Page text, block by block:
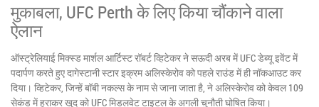
मुकाबला, UFC Perth के लिए किया चौंकाने वाला
ऐलान
ऑस्ट्रेलियाई मिक्स्ड मार्शल आर्टिस्ट रॉबर्ट व्हिटेकर ने सऊदी अरब में UFC डेब्यू इवेंट में
पदार्पण करते हुए दागेस्टानी स्टार इक्रम अलिस्केरोव को पहले राउंड में ही नॉकआउट कर
दिया। व्हिटेकर, जिन्हें बॉबी नकल्स के नाम से जाना जाता है, ने अलिस्केरोव को केवल 109
सेकंड में हराकर खुद को UFC मिडलवेट टाइटल के अगली चुनौती घोषित किया।